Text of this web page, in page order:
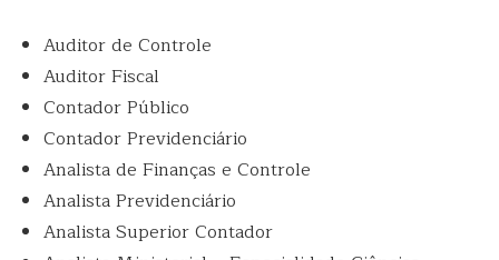
Auditor de Controle
Auditor Fiscal
Contador Público
Contador Previdenciário
Analista de Finanças e Controle
Analista Previdenciário
Analista Superior Contador